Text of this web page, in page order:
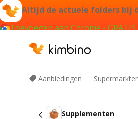
Altijd de actuele folders bij
Toevoegen aan Chrome - GRATIS
Aanbiedingen
Supplementen